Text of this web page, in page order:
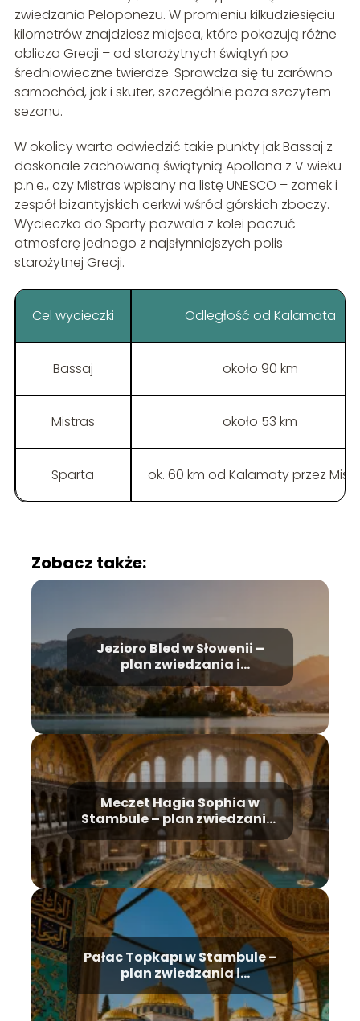
zwiedzania Peloponezu. W promieniu kilkudziesięciu
kilometrów znajdziesz miejsca, które pokazują różne
oblicza Grecji – od starożytnych świątyń po
średniowieczne twierdze. Sprawdza się tu zarówno
samochód, jak i skuter, szczególnie poza szczytem
sezonu.
W okolicy warto odwiedzić takie punkty jak Bassaj z
doskonale zachowaną świątynią Apollona z V wieku
p.n.e., czy Mistras wpisany na listę UNESCO – zamek i
zespół bizantyjskich cerkwi wśród górskich zboczy.
Wycieczka do Sparty pozwala z kolei poczuć
atmosferę jednego z najsłynniejszych polis
starożytnej Grecji.
Cel wycieczki Odległość od Kalamata
Bassaj około 90 km
Mistras około 53 km
Sparta ok. 60 km od Kalamaty przez
Zobacz także:
Jezioro Bled w Słowenii –
plan zwiedzania i
najważniejsze atrakcje
Meczet Hagia Sophia w
Stambule – plan zwiedzania,
historia, bilety
Pałac Topkapı w Stambule –
plan zwiedzania i
najważniejsze atrakcje